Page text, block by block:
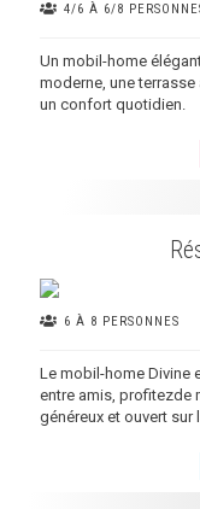
4/6 À 6/8
Un mobil-home
moderne, une
un confort quotidien.
6 À 8 PERSONNES
Le mobil-home Divine
entre amis, profitezde
généreux et ouvert sur